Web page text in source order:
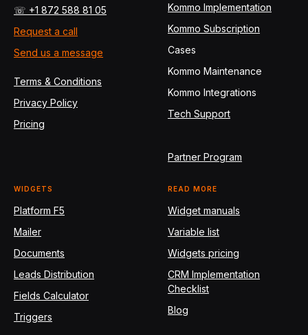
☏ +1 872 588 81 05
Request a call
Send us a message
Terms & Conditions
Privacy Policy
Pricing
Kommo Implementation
Kommo Subscription
Cases
Kommo Maintenance
Kommo Integrations
Tech Support
Partner Program
WIDGETS
Platform F5
Mailer
Documents
Leads Distribution
Fields Calculator
Triggers
READ MORE
Widget manuals
Variable list
Widgets pricing
CRM Implementation
Checklist
Blog